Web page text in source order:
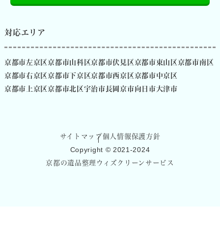
対応エリア
京都市左京区京都市山科区京都市伏見区京都市東山区京都市南区
京都市右京区京都市下京区京都市西京区京都市中京区
京都市上京区京都市北区宇治市長岡京市向日市大津市
サイトマップ個人情報保護方針
Copyright © 2021-2024
京都の遺品整理ウィズクリーンサービス